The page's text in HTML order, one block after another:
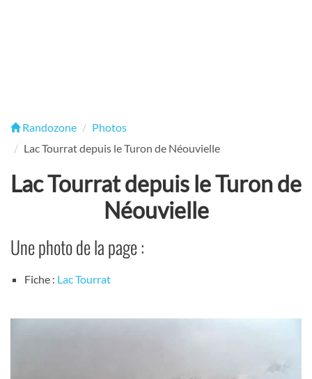
Randozone
Photos
Lac Tourrat depuis le Turon de Néouvielle
Lac Tourrat depuis le Turon de
Néouvielle
Une photo de la page :
Fiche : Lac Tourrat